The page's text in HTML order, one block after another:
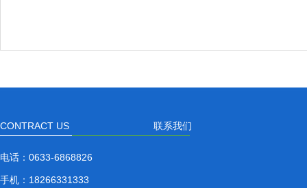
联系我们
CONTRACT US
电话： 0633-6868826
手机： 18266331333